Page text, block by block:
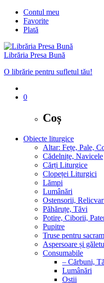
Contul meu
Favorite
Plată
Librăria Presa Bună
O librărie pentru sufletul tău!
0
Coș
Obiecte liturgice
Altar: Fețe, Pale,
Cădelnițe, Navicele
Cărți Liturgice
Clopeței Liturgici
Lămpi
Lumânări
Ostensorii,
Păhăruțe, Tăvi
Potire, Ciborii,
Pupitre
Truse pentru
Aspersoare și
Consumabile
– Cărbuni,
Lumânări
Ostii